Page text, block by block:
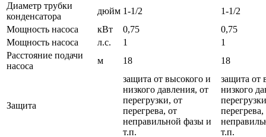
Диаметр трубки
конденсатора
дюйм 1-1/2
1-1/2
Мощность насоса
кВт 0,75
0,75
Мощность насоса
л.с. 1
1
Расстояние подачи
насоса
м 18 18
Защита
защита от высокого и
низкого давления, от
перегрузки, от
перегрева, от
неправильной фазы и
т.п.
защита от
низкого
перегрева,
т.п.